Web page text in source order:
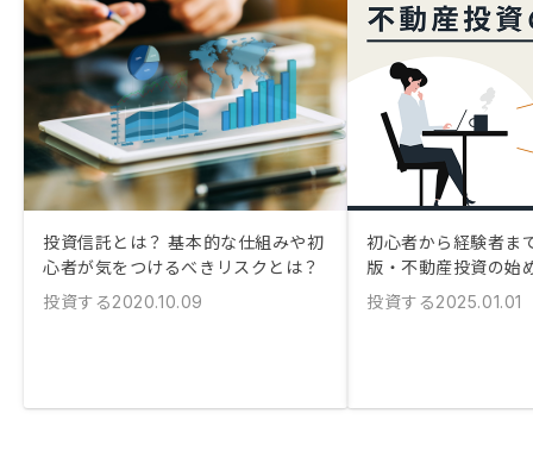
投資信託とは？ 基本的な仕組みや初
心者が気をつけるべきリスクとは？
投資する2020.10.09
初心者から経験者ま
版・不動産投資の始
投資する2025.01.01